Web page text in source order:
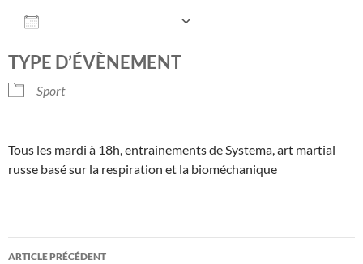
TYPE D’ÉVÈNEMENT
Sport
Tous les mardi à 18h, entrainements de Systema, art martial
russe basé sur la respiration et la bioméchanique
Navigation
ARTICLE PRÉCÉDENT